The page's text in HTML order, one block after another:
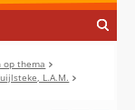
op thema
L.A.M.